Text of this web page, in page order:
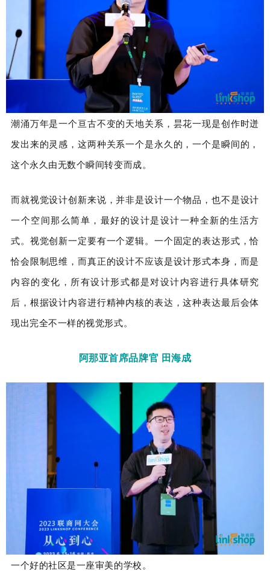
潮涌万年是一个亘古不变的天地关系，昙花一现是创作时迸
发出来的灵感，这两种关系一个是永久的，一个是瞬间的，
这个永久由无数个瞬间转变而成。
而就视觉设计创新来说，并非是设计一个物品，也不是设计
一个空间那么简单，最好的设计是设计一种全新的生活方
式。视觉创新一定要有一个逻辑。一个固定的表达形式，恰
恰会限制思维，而真正的设计不应该是设计形式本身，而是
内容的变化，所有设计形式都是对设计内容进行具体研究
后，根据设计内容进行精神内核的表达，这种表达最后会体
现出完全不一样的视觉形式。
阿那亚首席品牌官 田海成
一个好的社区是一座审美的学校。